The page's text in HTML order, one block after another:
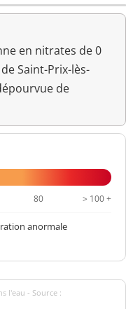
en nitrates de 0
Saint-Prix-lès-
de
80 > 100 +
anormale
l'eau - Source :